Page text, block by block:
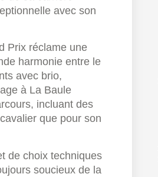
avec son
Prix réclame une
harmonie entre le
avec brio,
à La Baule
incluant des
que pour son
de choix techniques
soucieux de la